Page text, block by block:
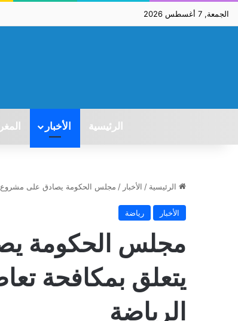
الجمعة, 7 أغسطس 2026
الرئيسية الأخبار
الرئيسية / الأخبار / مجلس الحكومة يصادق على مشروع
الأخبار رياضة
مجلس الحكومة
يتعلق بمكافحة
الرياضة